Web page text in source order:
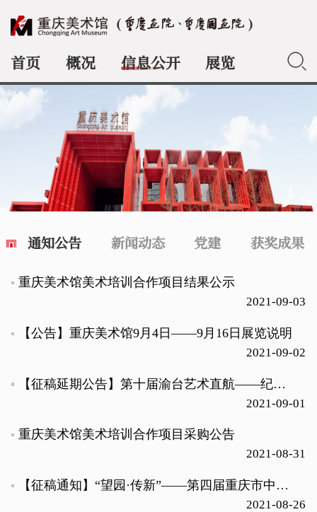
首页 概况 信息公开 展览 典藏
通知公告 新闻动态 党建 获奖成果
重庆美术馆美术培训合作项目结果公示
2021-09-03
【公告】重庆美术馆9月4日——9月16日展览说明
2021-09-02
【征稿延期公告】第十届渝台艺术直航——纪念辛亥革命110周年名家暨两岸青年美术作品展征稿延期公告
2021-09-01
重庆美术馆美术培训合作项目采购公告
2021-08-31
【征稿通知】“望园·传新”——第四届重庆市中国画作品展征稿通知
2021-08-26